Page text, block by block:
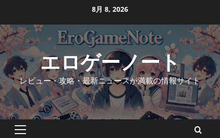
content
8月 8, 2026
エロゲーノート
レビュー・攻略・最新ニュースが満載の情報サイト
Primary